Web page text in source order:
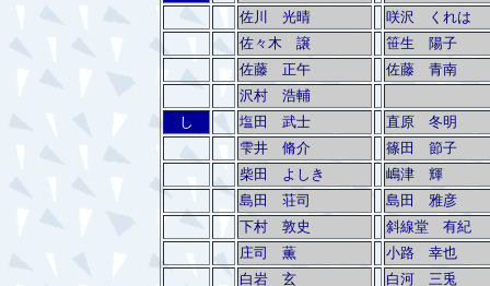
佐川 光晴
咲沢 くれは
佐々木 譲
笹生 陽子
佐藤 正午
佐藤 青南
沢村 浩輔
し
塩田 武士
直原 冬明
雫井 脩介
篠田 節子
柴田 よしき
嶋津 輝
島田 荘司
島田 雅彦
下村 敦史
斜線堂 有紀
庄司 薫
小路 幸也
白岩 玄
白河 三兎